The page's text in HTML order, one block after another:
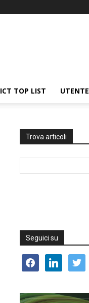
ICT TOP LIST UTENTE
Trova articoli
Seguici su
facebooklinkedin twitter